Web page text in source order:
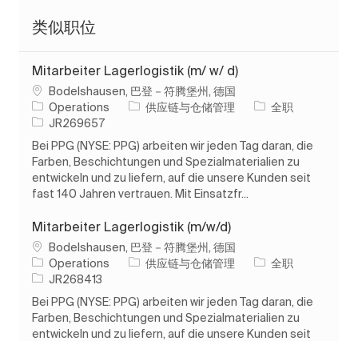
类似职位
Mitarbeiter Lagerlogistik (m/ w/ d)
位置Bodelshausen, 巴登－符腾堡州, 德国
Operations
类别供应链与仓储管理 工作类型
全职
作业 ID
JR269657
Bei PPG (NYSE: PPG) arbeiten wir jeden Tag daran, die
Farben, Beschichtungen und Spezialmaterialien zu
entwickeln und zu liefern, auf die unsere Kunden seit
fast 140 Jahren vertrauen. Mit Einsatzfr...
Mitarbeiter Lagerlogistik (m/w/d)
位置Bodelshausen, 巴登－符腾堡州, 德国
Operations
类别供应链与仓储管理 工作类型
全职
作业 ID
JR268413
Bei PPG (NYSE: PPG) arbeiten wir jeden Tag daran, die
Farben, Beschichtungen und Spezialmaterialien zu
entwickeln und zu liefern, auf die unsere Kunden seit